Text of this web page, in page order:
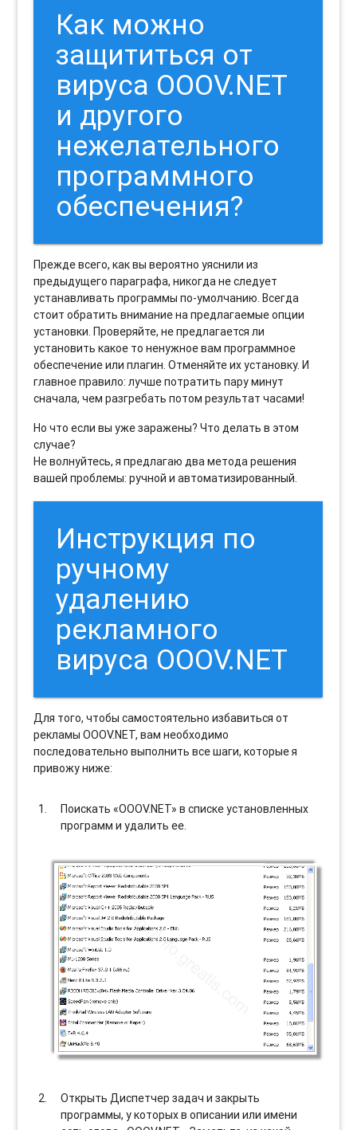
Как можно
защититься от
вируса OOOV.NET
и другого
нежелательного
программного
обеспечения?
Прежде всего, как вы вероятно уяснили из
предыдущего параграфа, никогда не следует
устанавливать программы по-умолчанию. Всегда
стоит обратить внимание на предлагаемые опции
установки. Проверяйте, не предлагается ли
установить какое то ненужное вам программное
обеспечение или плагин. Отменяйте их установку. И
главное правило: лучше потратить пару минут
сначала, чем разгребать потом результат часами!
Но что если вы уже заражены? Что делать в этом
случае?
Не волнуйтесь, я предлагаю два метода решения
вашей проблемы: ручной и автоматизированный.
Инструкция по
ручному
удалению
рекламного
вируса OOOV.NET
Для того, чтобы самостоятельно избавиться от
рекламы OOOV.NET, вам необходимо
последовательно выполнить все шаги, которые я
привожу ниже:
Поискать «OOOV.NET» в списке установленных
программ и удалить ее.
Открыть Диспетчер задач и закрыть
программы, у которых в описании или имени